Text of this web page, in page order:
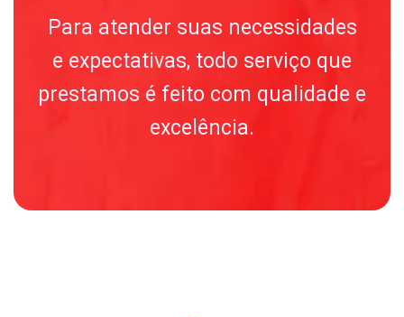
Para atender suas necessidades
e expectativas, todo serviço que
prestamos é feito com qualidade e
excelência.